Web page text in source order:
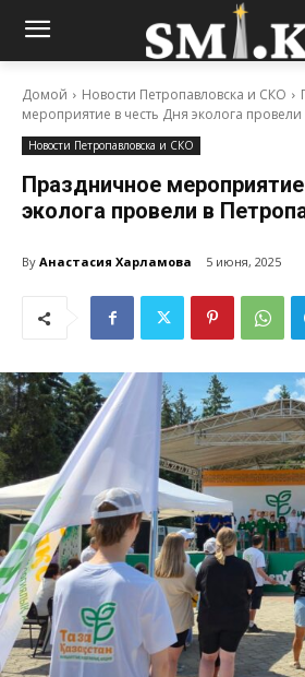
Домой Новости Петропавловска и СКО
мероприятие в честь Дня эколога провели
Новости Петропавловска и СКО
Праздничное
эколога провели в
By Анастасия Харламова 5 июня, 2025